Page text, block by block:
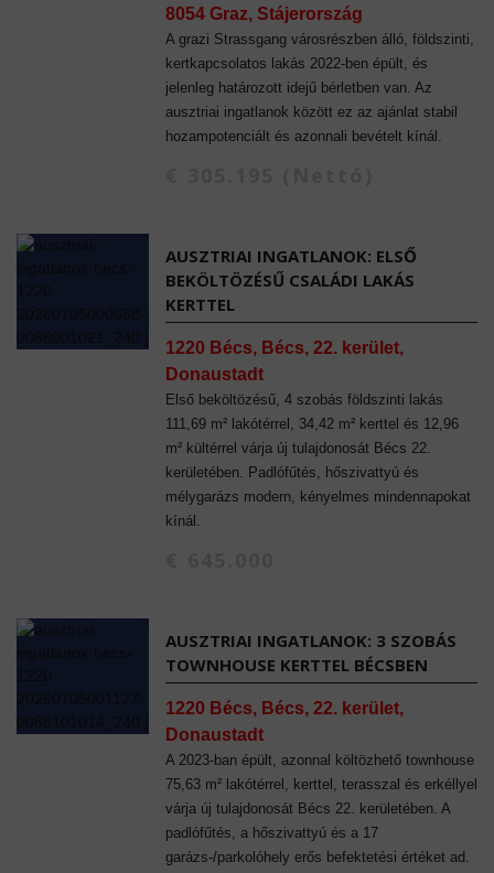
AUSZTRIAI INGATLANOK: ELSŐ
BEKÖLTÖZÉSŰ CSALÁDI LAKÁS
KERTTEL
1220 Bécs, Bécs, 22. kerület,
Donaustadt
Első beköltözésű, 4 szobás földszinti lakás
111,69 m² lakótérrel, 34,42 m² kerttel és 12,96
m² kültérrel várja új tulajdonosát Bécs 22.
kerületében. Padlófűtés, hőszivattyú és
mélygarázs modern, kényelmes mindennapokat
kínál.
AUSZTRIAI INGATLANOK: 3 SZOBÁS
TOWNHOUSE KERTTEL BÉCSBEN
1220 Bécs, Bécs, 22. kerület,
Donaustadt
A 2023-ban épült, azonnal költözhető townhouse
75,63 m² lakótérrel, kerttel, terasszal és erkéllyel
várja új tulajdonosát Bécs 22. kerületében. A
padlófűtés, a hőszivattyú és a 17
garázs-/parkolóhely erős befektetési értéket ad.
8054 Graz, Stájerország
A grazi Strassgang városrészben álló, földszinti,
kertkapcsolatos lakás 2022-ben épült, és
jelenleg határozott idejű bérletben van. Az
ausztriai ingatlanok között ez az ajánlat stabil
hozampotenciált és azonnali bevételt kínál.